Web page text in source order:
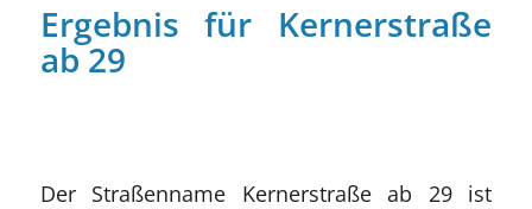
Ergebnis für Kernerstraße
ab 29
Der Straßenname Kernerstraße ab 29 ist